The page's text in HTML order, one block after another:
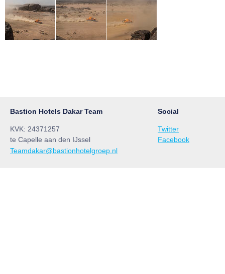
Bastion Hotels Dakar Team
KVK: 24371257
te Capelle aan den IJssel
Teamdakar@bastionhotelgroep.nl
Social
Twitter
Facebook